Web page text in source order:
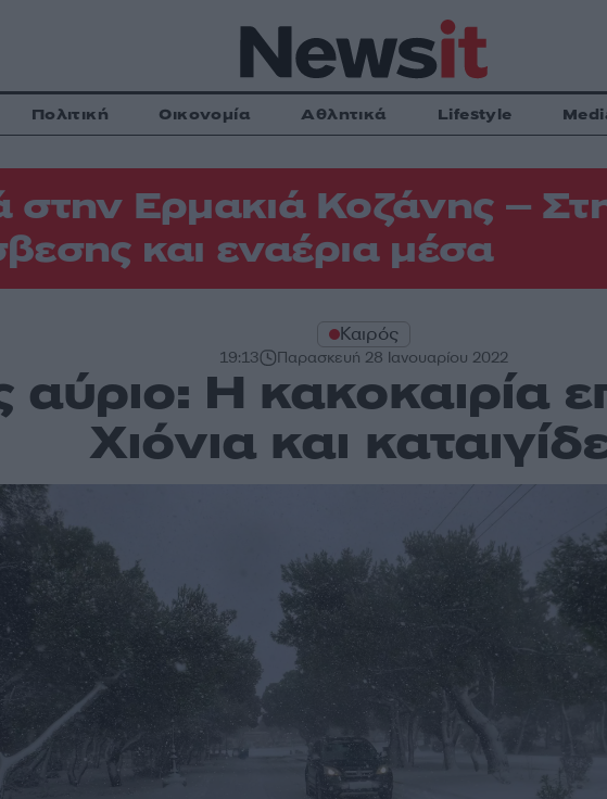
Πολιτική Οικονομία Αθλητικά Lifestyle
στην Ερμακιά Κοζάνης –
και εναέρια μέσα
Καιρός
19:13 Παρασκευή 28 Ιανουαρίου 2022
αύριο: Η κακοκαιρία
Χιόνια και